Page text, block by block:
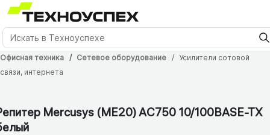
Офисная техника Сетевое оборудование
Усилители сотовой
связи, интернета
Mercusys (ME20) AC750 10/​100BASE-TX